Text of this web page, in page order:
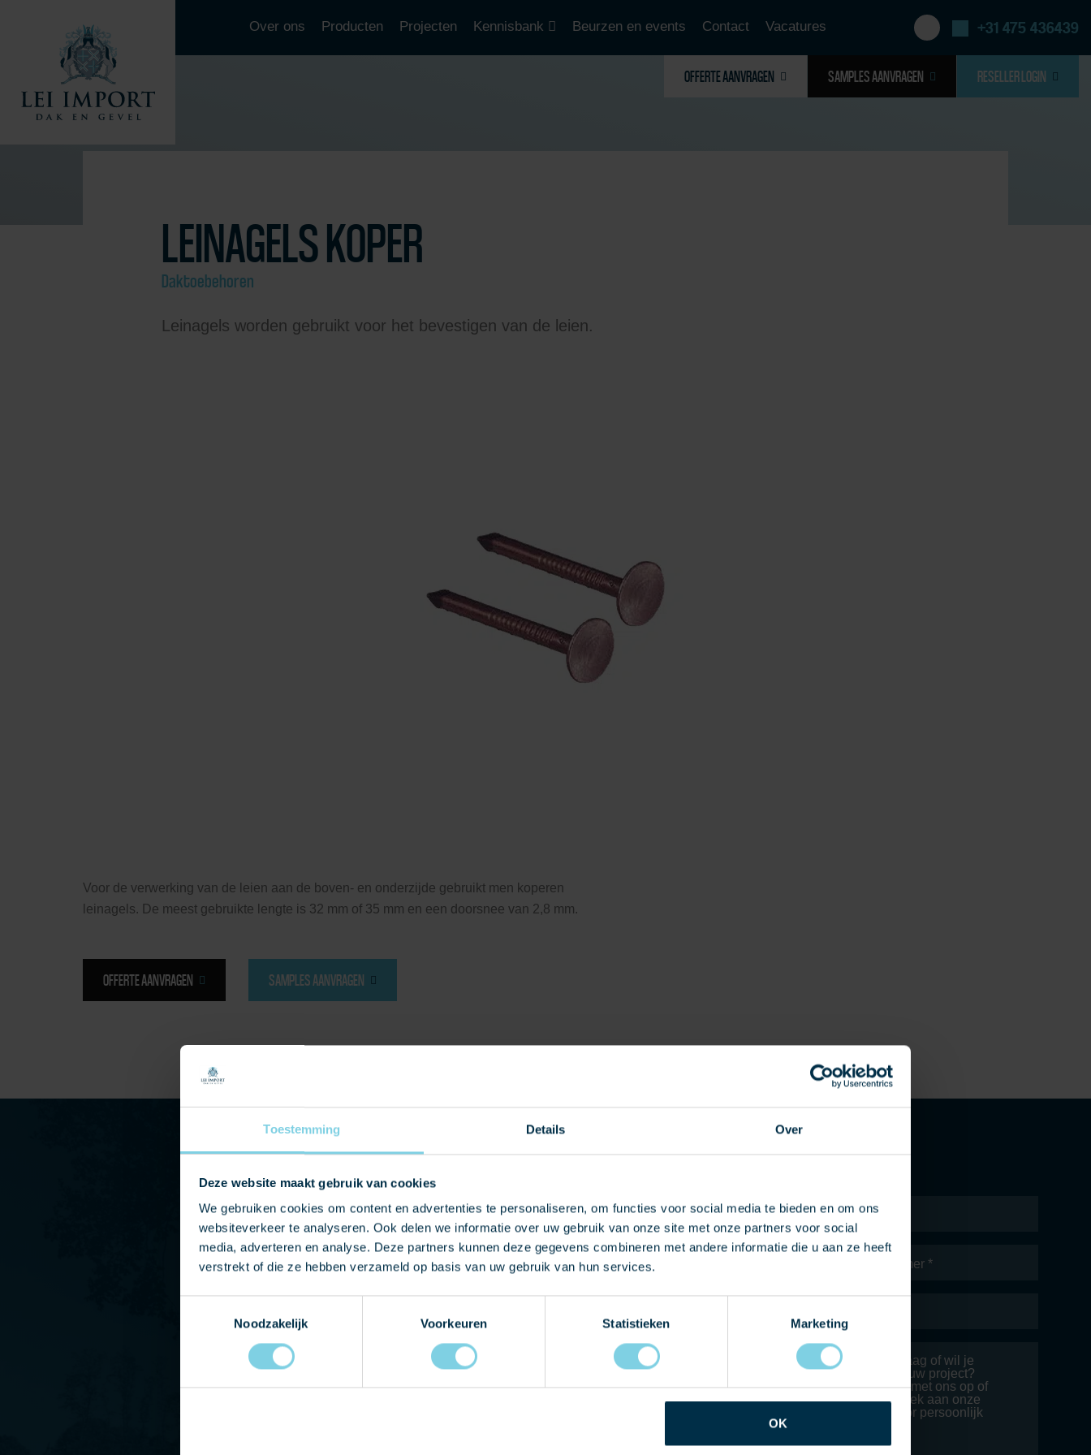
Toestemming Details Over
Deze website maakt gebruik van cookies
We gebruiken cookies om content en advertenties te personaliseren, om functies voor social media te bieden en om ons
websiteverkeer te analyseren. Ook delen we informatie over uw gebruik van onze site met onze partners voor social
media, adverteren en analyse. Deze partners kunnen deze gegevens combineren met andere informatie die u aan ze heeft
verstrekt of die ze hebben verzameld op basis van uw gebruik van hun services.
Noodzakelijk
Voorkeuren Statistieken Marketing
OK
Over ons Producten Projecten Kennisbank Beurzen en events Contact Vacatures +31 475 436439
OFFERTE AANVRAGEN SAMPLES AANVRAGEN RESELLER LOGIN
LEINAGELS KOPER
Daktoebehoren
Leinagels worden gebruikt voor het bevestigen van de leien.
Voor de verwerking van de leien aan de boven- en onderzijde gebruikt men koperen
leinagels. De meest gebruikte lengte is 32 mm of 35 mm en een doorsnee van 2,8 mm.
OFFERTE AANVRAGEN SAMPLES AANVRAGEN
NEEM CONTACT MET ONS OP
Heeft u vragen of wilt u graag eens langskomen in
zo spoedig mogelijk contact met u op!
+31 475 436439
Naam
Telefoonnummer
E-
Bericht